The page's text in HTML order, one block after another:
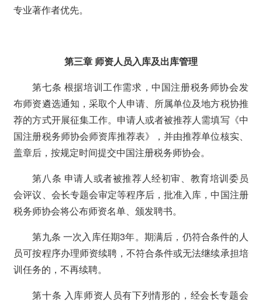
专业著作者优先。
第三章 师资人员入库及出库管理
第七条 根据培训工作需求，中国注册税务师协会发
布师资遴选通知，采取个人申请、所属单位及地方税协推
荐的方式开展征集工作。申请人或者被推荐人需填写《中
国注册税务师协会师资库推荐表》，并由推荐单位核实、
盖章后，按规定时间提交中国注册税务师协会。
第八条 申请人或者被推荐人经初审、教育培训委员
会评议、会长专题会审定等程序后，批准入库，中国注册
税务师协会将公布师资名单、颁发聘书。
第九条 一次入库任期3年。期满后，仍符合条件的人
员可按程序办理师资续聘，不符合条件或无法继续承担培
训任务的，不再续聘。
第十条 入库师资人员有下列情形的，经会长专题会